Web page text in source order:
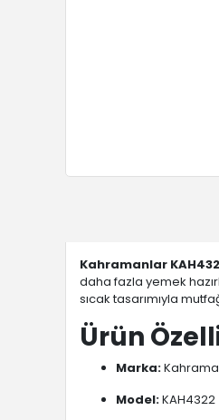
Kahramanlar
daha fazla yemek
sıcak tasarımıyla
Ürün
Marka:
Model:KAH4322